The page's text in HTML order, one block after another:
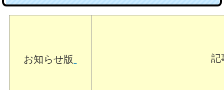
お知らせ版 記